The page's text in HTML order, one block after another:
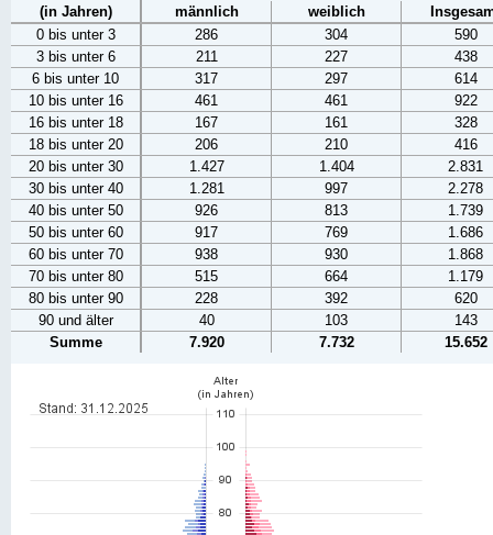
(in Jahren) männlich weiblich
0 bis unter 3
286 304
590
3 bis unter 6
211 227
438
6 bis unter 10
317 297
614
10 bis unter 16
461 461
922
16 bis unter 18
167 161
328
18 bis unter 20
206 210
416
20 bis unter 30
1.427 1.404
2.831
30 bis unter 40
1.281 997
2.278
40 bis unter 50
926 813
1.739
50 bis unter 60
917 769
1.686
60 bis unter 70
938 930
1.868
70 bis unter 80
515 664
1.179
80 bis unter 90
228 392
620
90 und älter
40 103
143
Summe
7.920 7.732 15.652